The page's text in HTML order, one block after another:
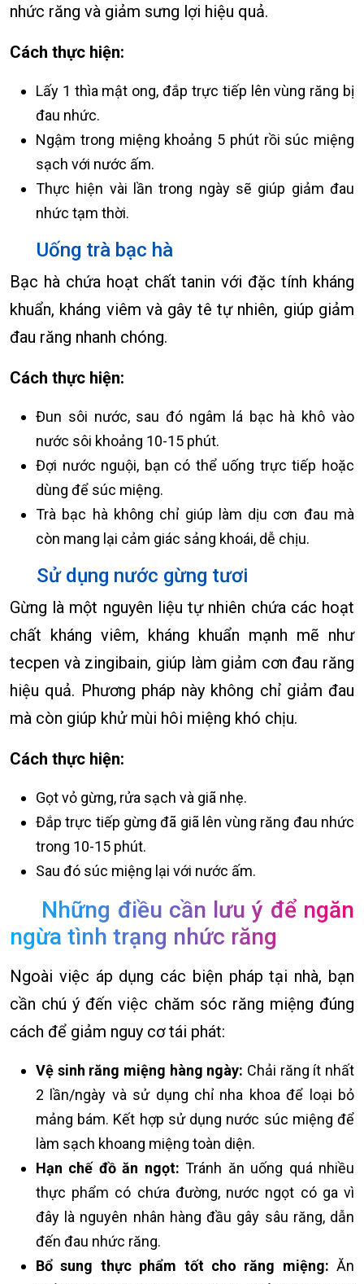
nhức răng và giảm sưng lợi hiệu quả.
Cách thực hiện:
Lấy 1 thìa mật ong, đắp trực tiếp lên vùng răng bị
đau nhức.
Ngậm trong miệng khoảng 5 phút rồi súc miệng
sạch với nước ấm.
Thực hiện vài lần trong ngày sẽ giúp giảm đau
nhức tạm thời.
Uống trà bạc hà
Bạc hà chứa hoạt chất tanin với đặc tính kháng
khuẩn, kháng viêm và gây tê tự nhiên, giúp giảm
đau răng nhanh chóng.
Cách thực hiện:
Đun sôi nước, sau đó ngâm lá bạc hà khô vào
nước sôi khoảng 10-15 phút.
Đợi nước nguội, bạn có thể uống trực tiếp hoặc
dùng để súc miệng.
Trà bạc hà không chỉ giúp làm dịu cơn đau mà
còn mang lại cảm giác sảng khoái, dễ chịu.
Sử dụng nước gừng tươi
Gừng là một nguyên liệu tự nhiên chứa các hoạt
chất kháng viêm, kháng khuẩn mạnh mẽ như
tecpen và zingibain, giúp làm giảm cơn đau răng
hiệu quả. Phương pháp này không chỉ giảm đau
mà còn giúp khử mùi hôi miệng khó chịu.
Cách thực hiện:
Gọt vỏ gừng, rửa sạch và giã nhẹ.
Đắp trực tiếp gừng đã giã lên vùng răng đau nhức
trong 10-15 phút.
Sau đó súc miệng lại với nước ấm.
Những điều cần lưu ý để ngăn
ngừa tình trạng nhức răng
Ngoài việc áp dụng các biện pháp tại nhà, bạn
cần chú ý đến việc chăm sóc răng miệng đúng
cách để giảm nguy cơ tái phát:
Vệ sinh răng miệng hàng ngày: Chải răng ít nhất
2 lần/ngày và sử dụng chỉ nha khoa để loại bỏ
mảng bám. Kết hợp sử dụng nước súc miệng để
làm sạch khoang miệng toàn diện.
Hạn chế đồ ăn ngọt: Tránh ăn uống quá nhiều
thực phẩm có chứa đường, nước ngọt có ga vì
đây là nguyên nhân hàng đầu gây sâu răng, dẫn
đến đau nhức răng.
Bổ sung thực phẩm tốt cho răng miệng: Ăn